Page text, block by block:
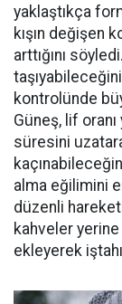
yaklaştıkça
kışın değişen
arttığını
kontrolünde
Güneş, lif
süresini
alma eğilimini
düzenli
kahveler yerine
ekleyerek